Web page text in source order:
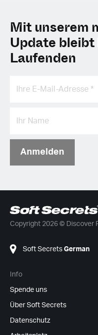
Mit unserem
Update bleibt
Laufenden
Anmelden
Copyright 2026 © Discover
Soft Secrets German
Info
Spende uns
Über Soft Secrets
Datenschutz